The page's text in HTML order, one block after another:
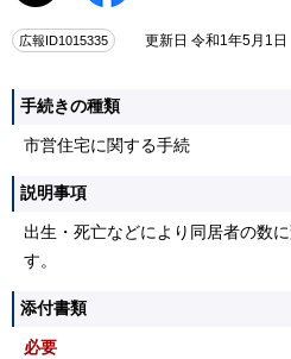
広報ID1015335 更新日 令和1年5月1日
手続きの種類
市営住宅に関する手続
説明事項
出生・死亡などにより同居者の数
す。
添付書類
必要